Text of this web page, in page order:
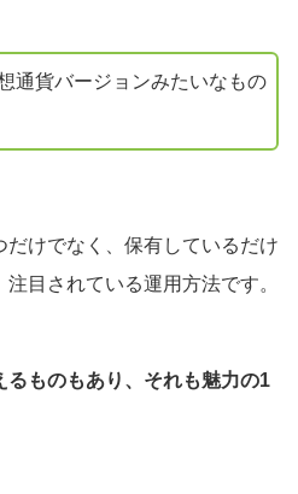
通貨バージョンみたいなもの
けでなく、保有しているだけ
目されている運用方法です。
るものもあり、それも魅力の1